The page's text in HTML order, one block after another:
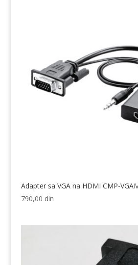
Adapter sa VGA na HDMI CMP-
790,00 din